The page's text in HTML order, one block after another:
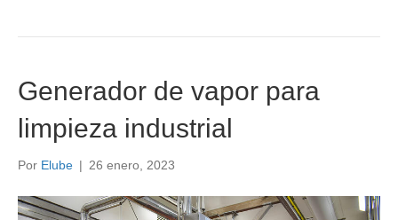
Generador de vapor para
limpieza industrial
Por Elube | 26 enero, 2023